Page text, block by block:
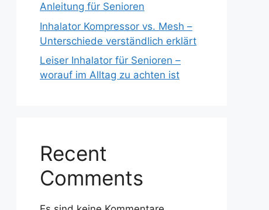
Anleitung für Senioren
Inhalator Kompressor vs. Mesh –
Unterschiede verständlich erklärt
Leiser Inhalator für Senioren –
worauf im Alltag zu achten ist
Recent
Comments